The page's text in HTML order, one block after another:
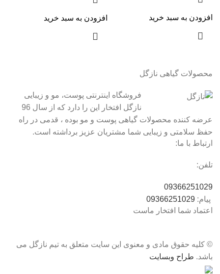
افزودن به سبد خرید افزودن به سبد خرید
محصولات گیاهی نازگل
فروشگاه اینترنتی پوست، مو و زیبایی
نازگل افتخار این را دارد که از سال 96
عرضه کننده محصولات گیاهی پوست و مو بوده ، قدمی در راه
حفظ سلامتی و زیبایی شما مشتریان عزیز برداشته است.
ارتباط با ما:
تلفن:
09366251029
پیام: 09366251029
اعتماد شما افتخار ماست
© کلیه حقوق مادی و معنوی این سایت متعلق به تیم نازگل می
باشد. طراح وبسایت